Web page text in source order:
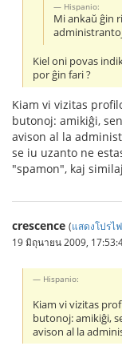
Hispanio:
Mi ankaŭ ĝin
Kiel oni povas
por ĝin fari ?
Kiam vi vizitas
butonoj: amikiĝi,
avison al la
se iu uzanto ne
"spamon", kaj
crescence (แสดงโปรไ
19 มิถุนายน 2009,
Hispanio:
Kiam vi vizitas
butonoj: amikiĝi,
avison al la